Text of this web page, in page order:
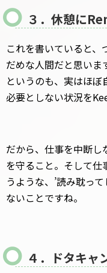
３．休憩に
これを書いていると
だめな人間だと思いま
というのも、実はほ
必要としない状況を
だから、仕事を中断
を守ること。そして仕
うような、’読み耽っ
ないことですね。
４．ドタキャ